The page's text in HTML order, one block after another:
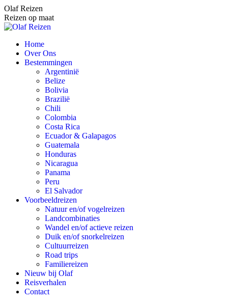
Spring
naar
content
Olaf Reizen
Reizen op maat
Home
Over Ons
Bestemmingen
Argentinië
Belize
Bolivia
Brazilië
Chili
Colombia
Costa Rica
Ecuador & Galapagos
Guatemala
Honduras
Nicaragua
Panama
Peru
El Salvador
Voorbeeldreizen
Natuur en/of vogelreizen
Landcombinaties
Wandel en/of actieve reizen
Duik en/of snorkelreizen
Cultuurreizen
Road trips
Familiereizen
Nieuw bij Olaf
Reisverhalen
Contact